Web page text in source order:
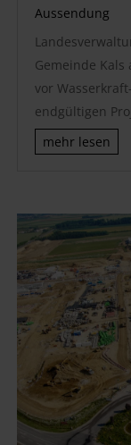
Aussendung
Gemeinde Kals
vor
endgültigen
mehr lesen